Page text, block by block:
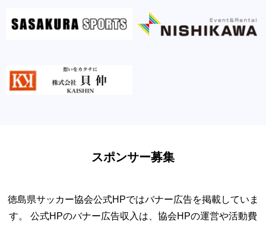
スポンサー募集
徳島県サッカー協会公式HPではバナー広告を掲載していま
す。 公式HPのバナー広告収入は、協会HPの運営や活動費